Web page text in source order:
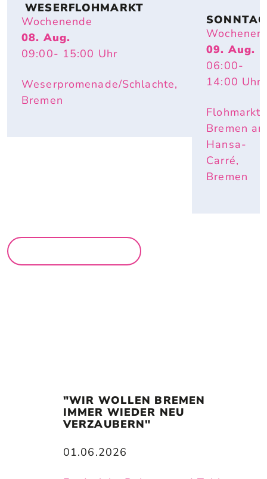
WESERFLOHMARKT
Wochenende
08. Aug.
09:00- 15:00 Uhr
Weserpromenade/Schlachte,
Bremen
T
09. Aug.
06:00-
14:00 Uhr
Flohmarkt
Bremen
Hansa-
Carré,
Bremen
"WIR WOLLEN BREMEN
IMMER WIEDER NEU
VERZAUBERN"
01.06.2026